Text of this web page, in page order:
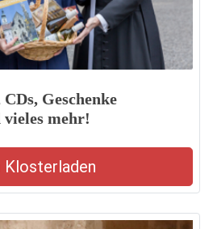
Geschenke
vieles mehr!
Klosterladen